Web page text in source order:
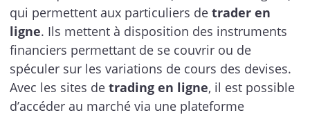
qui permettent aux particuliers detrader en
ligne. Ils mettent à disposition des instruments
financiers permettant de se couvrir ou de
spéculer sur les variations de cours des devises.
Avec les sites de trading en ligne, il est possible
d’accéder au marché via une plateforme